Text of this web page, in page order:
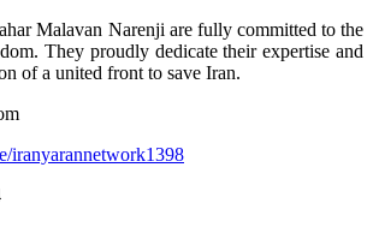
Malavan Narenji are fully committed to the
They proudly dedicate their expertise and
of a united front to save Iran.
iranyarannetwork1398